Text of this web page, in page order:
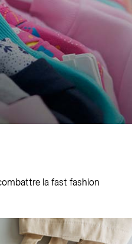
la fast fashion